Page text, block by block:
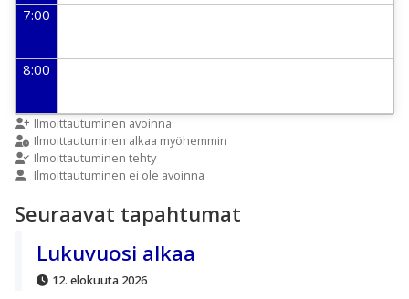
7:00
8:00
9:00
10:00
12:00
Ilmoittautuminen avoinna
Ilmoittautuminen alkaa myöhemmin
Ilmoittautuminen tehty
Ilmoittautuminen ei ole avoinna
Seuraavat tapahtumat
Lukuvuosi alkaa
12. elokuuta 2026